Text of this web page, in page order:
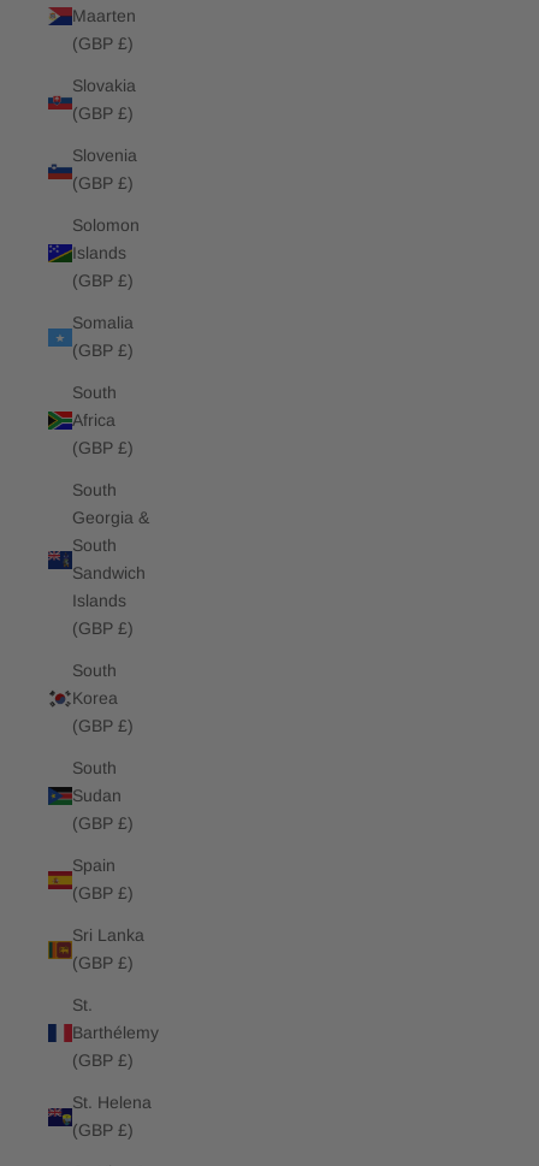
Maarten
(GBP £)
Slovakia
(GBP £)
Slovenia
(GBP £)
Solomon
Islands
(GBP £)
Somalia
(GBP £)
South
Africa
(GBP £)
South
Georgia &
South
Sandwich
Islands
(GBP £)
South
Korea
(GBP £)
South
Sudan
(GBP £)
Spain
(GBP £)
Sri Lanka
(GBP £)
St.
Barthélemy
(GBP £)
St. Helena
(GBP £)